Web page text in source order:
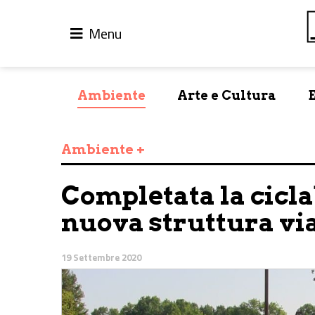
Menu
Ambiente Arte e Cultura
Ambiente +
Completata la
nuova struttura
19 Settembre 2020